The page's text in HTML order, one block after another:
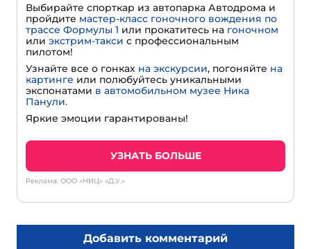
Выбирайте спорткар из автопарка Автодрома и
пройдите мастер-класс гоночного вождения по
трассе Формулы 1 или прокатитесь на гоночном
или экстрим-такси с профессиональным
пилотом!
Узнайте все о гонках на экскурсии, погоняйте на
картинге или полюбуйтесь уникальными
экспонатами в автомобильном музее Ника
Панули.
Яркие эмоции гарантированы!
УЗНАТЬ БОЛЬШЕ
Реклама: ООО «НИЦ» «Д.У.»
Добавить комментарий